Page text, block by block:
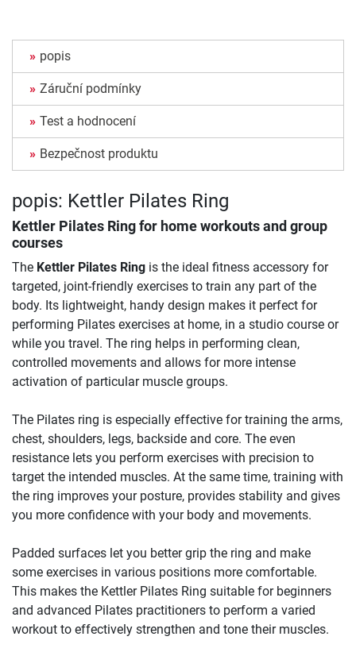
popis
Záruční podmínky
Test a hodnocení
Bezpečnost produktu
popis: Kettler Pilates Ring
Kettler Pilates Ring for home workouts and group
courses
The Kettler Pilates Ring is the ideal fitness accessory for
targeted, joint-friendly exercises to train any part of the
body. Its lightweight, handy design makes it perfect for
performing Pilates exercises at home, in a studio course or
while you travel. The ring helps in performing clean,
controlled movements and allows for more intense
activation of particular muscle groups.
The Pilates ring is especially effective for training the arms,
chest, shoulders, legs, backside and core. The even
resistance lets you perform exercises with precision to
target the intended muscles. At the same time, training with
the ring improves your posture, provides stability and gives
you more confidence with your body and movements.
Padded surfaces let you better grip the ring and make
some exercises in various positions more comfortable.
This makes the Kettler Pilates Ring suitable for beginners
and advanced Pilates practitioners to perform a varied
workout to effectively strengthen and tone their muscles.